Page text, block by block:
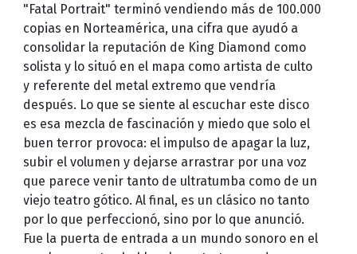
"Fatal Portrait" terminó vendiendo más de 100.000
copias en Norteamérica, una cifra que ayudó a
consolidar la reputación de King Diamond como
solista y lo situó en el mapa como artista de culto
y referente del metal extremo que vendría
después. Lo que se siente al escuchar este disco
es esa mezcla de fascinación y miedo que solo el
buen terror provoca: el impulso de apagar la luz,
subir el volumen y dejarse arrastrar por una voz
que parece venir tanto de ultratumba como de un
viejo teatro gótico. Al final, es un clásico no tanto
por lo que perfeccionó, sino por lo que anunció.
Fue la puerta de entrada a un mundo sonoro en el